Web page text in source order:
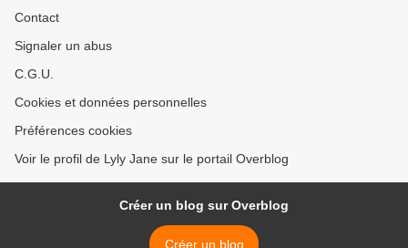
Contact
Signaler un abus
C.G.U.
Cookies et données personnelles
Préférences cookies
Voir le profil de Lyly Jane sur le portail Overblog
Créer un blog sur Overblog
Créer un blog